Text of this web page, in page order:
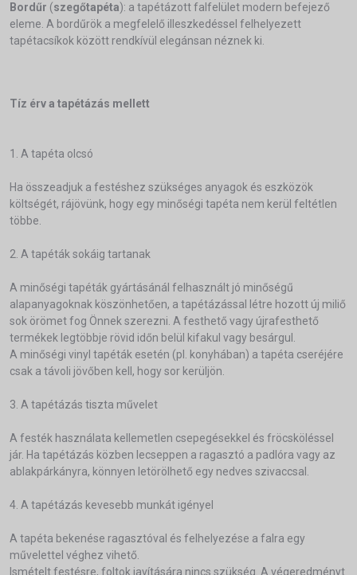
Bordűr (szegőtapéta): a tapétázott falfelület modern befejező
eleme. A bordűrök a megfelelő illeszkedéssel felhelyezett
tapétacsíkok között rendkívül elegánsan néznek ki.
Tíz érv a tapétázás mellett
1. A tapéta olcsó
Ha összeadjuk a festéshez szükséges anyagok és eszközök
költségét, rájövünk, hogy egy minőségi tapéta nem kerül feltétlen
többe.
2. A tapéták sokáig tartanak
A minőségi tapéták gyártásánál felhasznált jó minőségű
alapanyagoknak köszönhetően, a tapétázással létre hozott új miliő
sok örömet fog Önnek szerezni. A festhető vagy újrafesthető
termékek legtöbbje rövid időn belül kifakul vagy besárgul.
A minőségi vinyl tapéták esetén (pl. konyhában) a tapéta cseréjére
csak a távoli jövőben kell, hogy sor kerüljön.
3. A tapétázás tiszta művelet
A festék használata kellemetlen csepegésekkel és fröcsköléssel
jár. Ha tapétázás közben lecseppen a ragasztó a padlóra vagy az
ablakpárkányra, könnyen letörölhető egy nedves szivaccsal.
4. A tapétázás kevesebb munkát igényel
A tapéta bekenése ragasztóval és felhelyezése a falra egy
művelettel véghez vihető.
Ismételt festésre, foltok javítására nincs szükség. A végeredményt